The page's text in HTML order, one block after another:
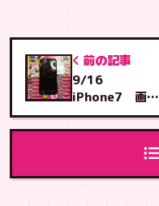
前の記事
9/16
iPhone7 画面
交換 福岡県か
ら美浜店へご来